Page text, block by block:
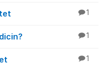
1
1
1